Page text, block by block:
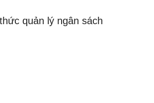
quản lý ngân sách